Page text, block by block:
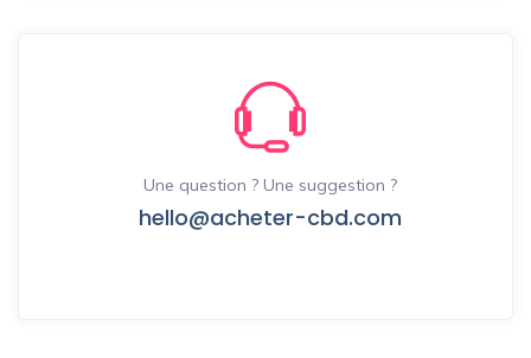
Une question ? Une suggestion ?
hello@acheter-cbd.com